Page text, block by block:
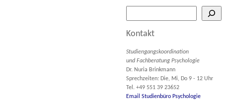
Kontakt
Studiengangskoordination
und Fachberatung Psychologie
Dr. Nuria Brinkmann
Sprechzeiten: Die, Mi, Do 9 - 12 Uhr
Tel. +49 551 39 23652
Email Studienbüro Psychologie